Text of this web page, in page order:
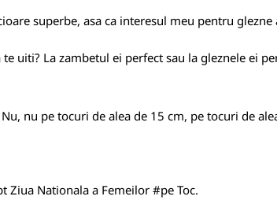
superbe, asa ca interesul meu pentru
uiti? La zambetul ei perfect sau la gleznele ei
nu pe tocuri de alea de 15 cm, pe tocuri de
Ziua Nationala a Femeilor #pe Toc.